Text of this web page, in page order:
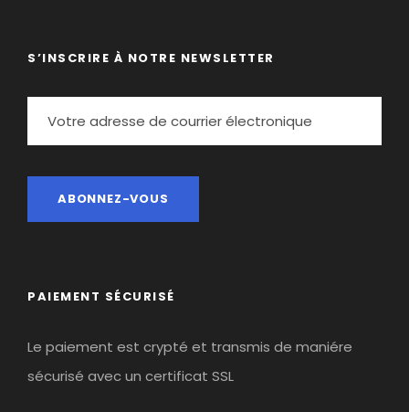
S’INSCRIRE À NOTRE NEWSLETTER
PAIEMENT SÉCURISÉ
Le paiement est crypté et transmis de maniére
sécurisé avec un certificat SSL